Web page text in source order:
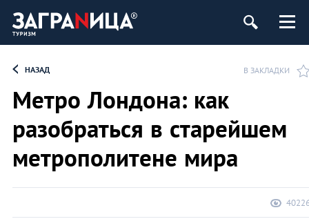
НАЗАД В ЗАКЛАДКИ
Метро Лондона: как
разобраться в старейшем
метрополитене мира